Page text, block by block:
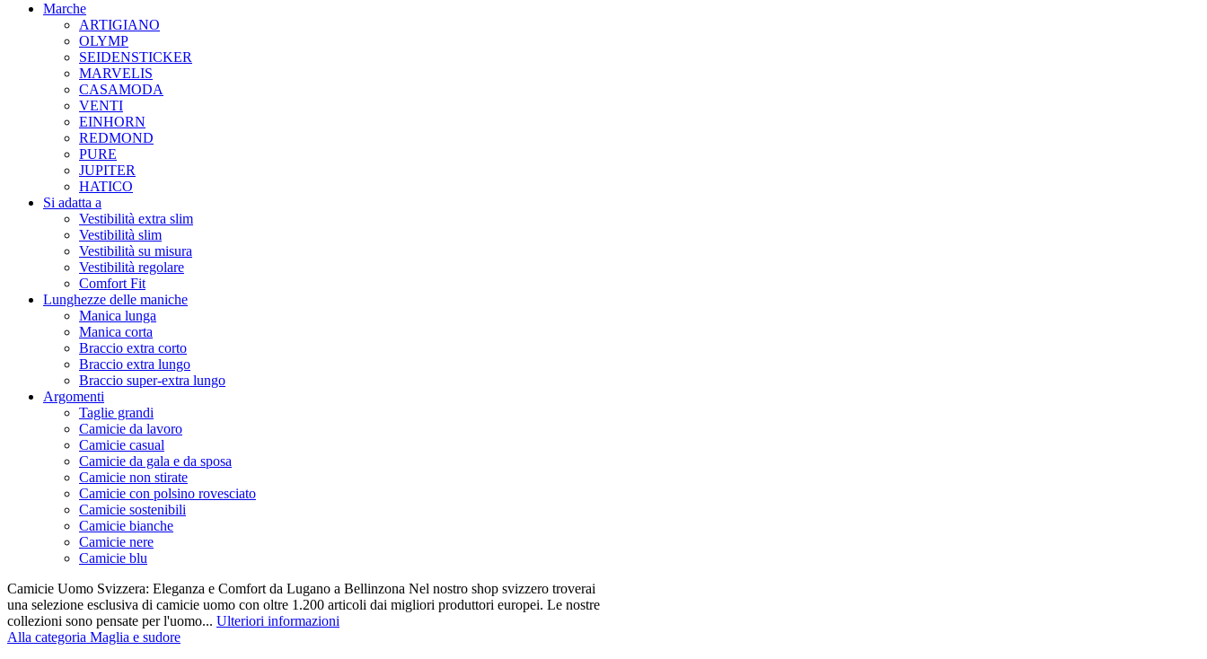
Marche
ARTIGIANO
OLYMP
SEIDENSTICKER
MARVELIS
CASAMODA
VENTI
EINHORN
REDMOND
PURE
JUPITER
HATICO
Si adatta a
Vestibilità extra slim
Vestibilità slim
Vestibilità su misura
Vestibilità regolare
Comfort Fit
Lunghezze delle maniche
Manica lunga
Manica corta
Braccio extra corto
Braccio extra lungo
Braccio super-extra lungo
Argomenti
Taglie grandi
Camicie da lavoro
Camicie casual
Camicie da gala e da sposa
Camicie non stirate
Camicie con polsino rovesciato
Camicie sostenibili
Camicie bianche
Camicie nere
Camicie blu
Camicie Uomo Svizzera: Eleganza e Comfort da Lugano a Bellinzona Nel nostro shop svizzero troverai
una selezione esclusiva di camicie uomo con oltre 1.200 articoli dai migliori produttori europei. Le nostre
collezioni sono pensate per l'uomo... Ulteriori informazioni
Alla categoria Maglia e sudore